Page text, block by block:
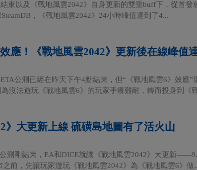
束以及《戰地風雲2042》自身更新的雙重buff下，從首發
，《戰地風雲2042》24小時峰值達到了4...
效應！《戰地風雲2042》更新後在線峰值
公測已經在昨天下午4點結束，但“《戰地風雲6》效應
沒法遊玩《戰地風雲6》的玩家手癢難耐，轉而投身到《
》大更新上線 硫磺島地圖有了活火山
公測剛結束，EA和DICE就讓《戰地風雲2042》大更新
前，先讓玩家遊玩《戰地風雲2042》為《戰地風雲6》做